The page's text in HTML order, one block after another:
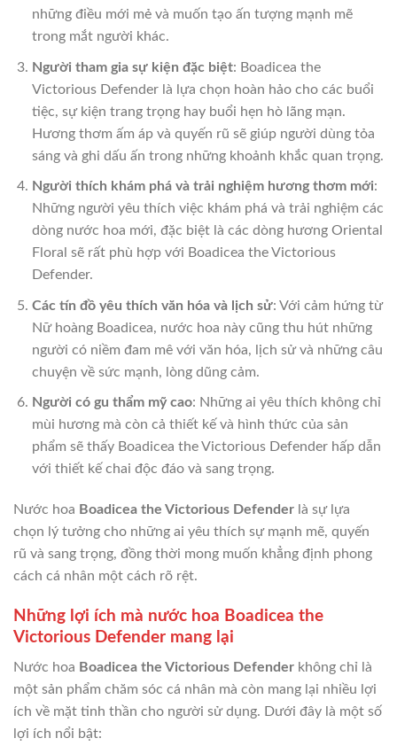
những điều mới mẻ và muốn tạo ấn tượng mạnh mẽ
trong mắt người khác.
Người tham gia sự kiện đặc biệt: Boadicea the
Victorious Defender là lựa chọn hoàn hảo cho các buổi
tiệc, sự kiện trang trọng hay buổi hẹn hò lãng mạn.
Hương thơm ấm áp và quyến rũ sẽ giúp người dùng tỏa
sáng và ghi dấu ấn trong những khoảnh khắc quan trọng.
Người thích khám phá và trải nghiệm hương thơm mới:
Những người yêu thích việc khám phá và trải nghiệm các
dòng nước hoa mới, đặc biệt là các dòng hương Oriental
Floral sẽ rất phù hợp với Boadicea the Victorious
Defender.
Các tín đồ yêu thích văn hóa và lịch sử: Với cảm hứng từ
Nữ hoàng Boadicea, nước hoa này cũng thu hút những
người có niềm đam mê với văn hóa, lịch sử và những câu
chuyện về sức mạnh, lòng dũng cảm.
Người có gu thẩm mỹ cao: Những ai yêu thích không chỉ
mùi hương mà còn cả thiết kế và hình thức của sản
phẩm sẽ thấy Boadicea the Victorious Defender hấp dẫn
với thiết kế chai độc đáo và sang trọng.
Nước hoa Boadicea the Victorious Defender là sự lựa
chọn lý tưởng cho những ai yêu thích sự mạnh mẽ, quyến
rũ và sang trọng, đồng thời mong muốn khẳng định phong
cách cá nhân một cách rõ rệt.
Những lợi ích mà nước hoa Boadicea the
Victorious Defender mang lại
Nước hoa Boadicea the Victorious Defender không chỉ là
một sản phẩm chăm sóc cá nhân mà còn mang lại nhiều lợi
ích về mặt tinh thần cho người sử dụng. Dưới đây là một số
lợi ích nổi bật: